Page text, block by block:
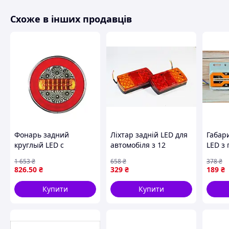
Схоже в інших продавців
Фонарь задний
круглый LED с
указателем поворота
12-24 V
826.50 ₴
1 653₴
Купити
Ліхтар задній LED для
автомобіля з 12
вологозахисту IP65
яскраве освітлення
329 ₴
658₴
Купити
LED з
для
189 ₴
378₴